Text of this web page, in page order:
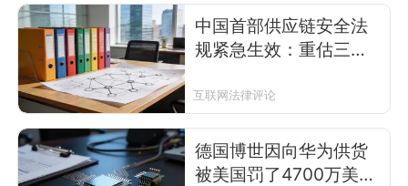
中国首部供应链安全法
规紧急生效：重估三大
互联网法律评论
德国博世因向华为供货
被美国罚了4700万美